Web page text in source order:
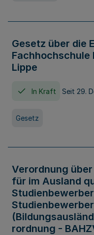
Gesetz über die
Fachhochschule
Lippe
In Kraft Seit 29.
Gesetz
Verordnung
für im Ausland
Studienbewerber
rordnung -